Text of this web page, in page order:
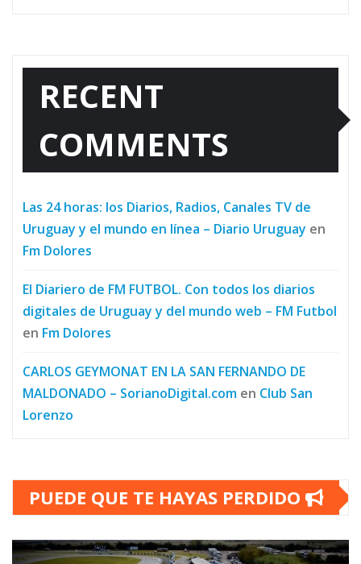
RECENT
COMMENTS
Las 24 horas: los Diarios, Radios, Canales TV de
Uruguay y el mundo en línea – Diario Uruguay en
Fm Dolores
El Diariero de FM FUTBOL. Con todos los diarios
digitales de Uruguay y del mundo web – FM Futbol
en Fm Dolores
CARLOS GEYMONAT EN LA SAN FERNANDO DE
MALDONADO – SorianoDigital.com en Club San
Lorenzo
PUEDE QUE TE HAYAS PERDIDO